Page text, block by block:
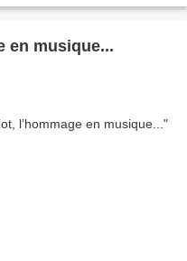
en musique...